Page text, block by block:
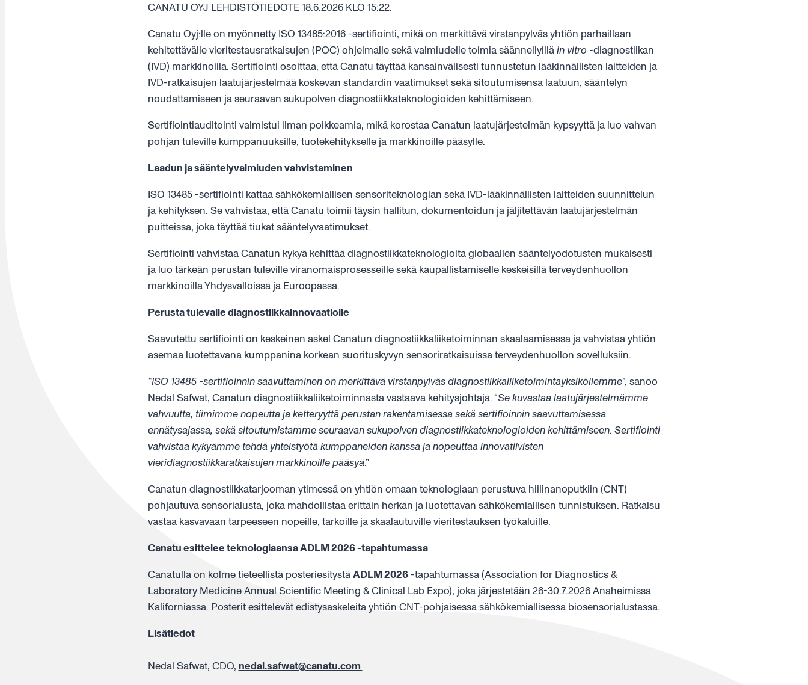
CANATU OYJ LEHDISTÖTIEDOTE 18.6.2026 KLO 15:22.
Canatu Oyj:lle on myönnetty ISO 13485:2016 -sertifiointi, mikä on merkittävä virstanpylväs yhtiön parhaillaan
kehitettävälle vieritestausratkaisujen (POC) ohjelmalle sekä valmiudelle toimia säännellyilläin vitro -diagnostiikan
(IVD) markkinoilla. Sertifiointi osoittaa, että Canatu täyttää kansainvälisesti tunnustetun lääkinnällisten laitteiden ja
IVD-ratkaisujen laatujärjestelmää koskevan standardin vaatimukset sekä sitoutumisensa laatuun, sääntelyn
noudattamiseen ja seuraavan sukupolven diagnostiikkateknologioiden kehittämiseen.
Sertifiointiauditointi valmistui ilman poikkeamia, mikä korostaa Canatun laatujärjestelmän kypsyyttä ja luo vahvan
pohjan tuleville kumppanuuksille, tuotekehitykselle ja markkinoille pääsylle.
Laadun ja sääntelyvalmiuden vahvistaminen
ISO 13485 -sertifiointi kattaa sähkökemiallisen sensoriteknologian sekä IVD-lääkinnällisten laitteiden suunnittelun
ja kehityksen. Se vahvistaa, että Canatu toimii täysin hallitun, dokumentoidun ja jäljitettävän laatujärjestelmän
puitteissa, joka täyttää tiukat sääntelyvaatimukset.
Sertifiointi vahvistaa Canatun kykyä kehittää diagnostiikkateknologioita globaalien sääntelyodotusten mukaisesti
ja luo tärkeän perustan tuleville viranomaisprosesseille sekä kaupallistamiselle keskeisillä terveydenhuollon
markkinoilla Yhdysvalloissa ja Euroopassa.
Perusta tulevalle diagnostiikkainnovaatiolle
Saavutettu sertifiointi on keskeinen askel Canatun diagnostiikkaliiketoiminnan skaalaamisessa ja vahvistaa yhtiön
asemaa luotettavana kumppanina korkean suorituskyvyn sensoriratkaisuissa terveydenhuollon sovelluksiin.
“ISO 13485 -sertifioinnin saavuttaminen on merkittävä virstanpylväs diagnostiikkaliiketoimintayksiköllemme”, sanoo
Nedal Safwat, Canatun diagnostiikkaliiketoiminnasta vastaava kehitysjohtaja. “Se kuvastaa laatujärjestelmämme
vahvuutta, tiimimme nopeutta ja ketteryyttä perustan rakentamisessa sekä sertifioinnin saavuttamisessa
ennätysajassa, sekä sitoutumistamme seuraavan sukupolven diagnostiikkateknologioiden kehittämiseen. Sertifiointi
vahvistaa kykyämme tehdä yhteistyötä kumppaneiden kanssa ja nopeuttaa innovatiivisten
vieridiagnostiikkaratkaisujen markkinoille pääsyä.”
Canatun diagnostiikkatarjooman ytimessä on yhtiön omaan teknologiaan perustuva hiilinanoputkiin (CNT)
pohjautuva sensorialusta, joka mahdollistaa erittäin herkän ja luotettavan sähkökemiallisen tunnistuksen. Ratkaisu
vastaa kasvavaan tarpeeseen nopeille, tarkoille ja skaalautuville vieritestauksen työkaluille.
Canatu esittelee teknologiaansa ADLM 2026 -tapahtumassa
Canatulla on kolme tieteellistä posteriesitystäADLM 2026-tapahtumassa (Association for Diagnostics &
Laboratory Medicine Annual Scientific Meeting & Clinical Lab Expo), joka järjestetään 26-30.7.2026 Anaheimissa
Kaliforniassa. Posterit esittelevät edistysaskeleita yhtiön CNT-pohjaisessa sähkökemiallisessa biosensorialustassa.
Lisätiedot
Nedal Safwat, CDO, nedal.safwat@canatu.com